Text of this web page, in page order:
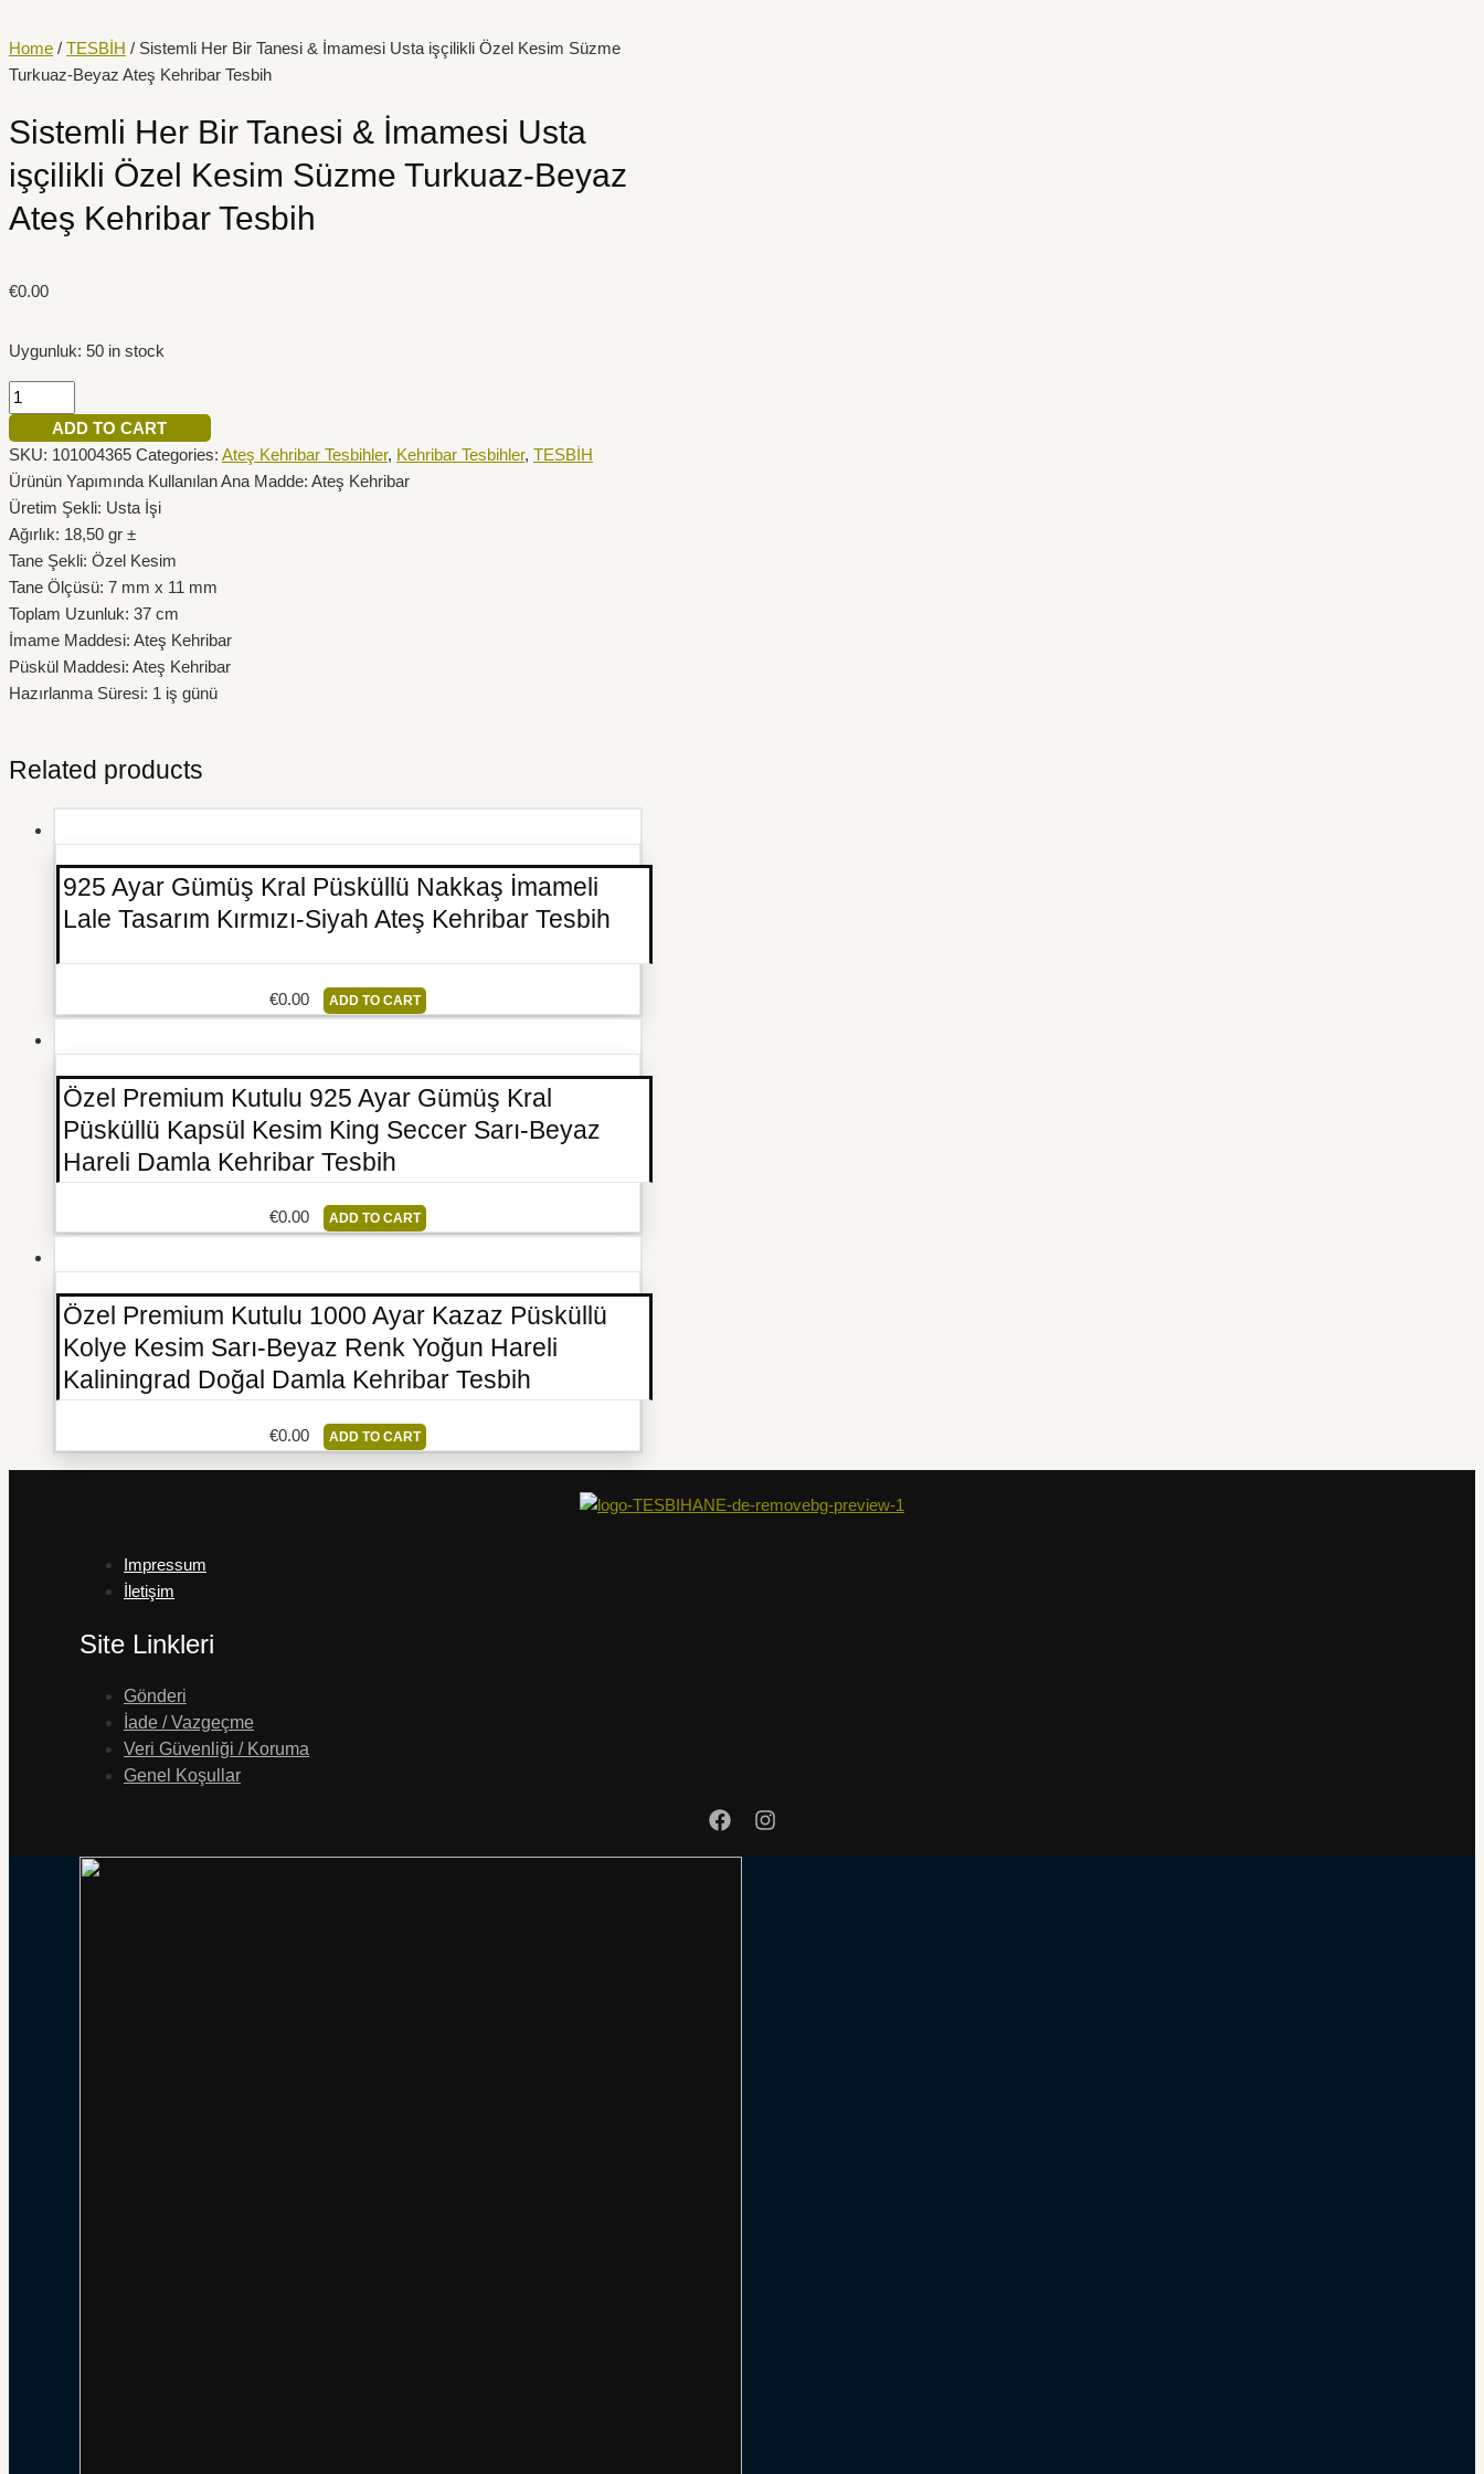
atla
Home / TESBİH / Sistemli Her Bir Tanesi & İmamesi Usta işçilikli Özel Kesim Süzme
Turkuaz-Beyaz Ateş Kehribar Tesbih
Sistemli Her Bir Tanesi & İmamesi Usta
işçilikli Özel Kesim Süzme Turkuaz-Beyaz
Ateş Kehribar Tesbih
€0.00
Uygunluk: 50 in stock
Her
Bir
&
İmamesi
Usta
işçilikli
Özel
Turkuaz-
Ateş
Kehribar
Tesbih
quantityADD TO CART
SKU: 101004365 Categories: Ateş Kehribar Tesbihler, Kehribar Tesbihler, TESBİH
Ürünün Yapımında Kullanılan Ana Madde: Ateş Kehribar
Üretim Şekli: Usta İşi
Ağırlık: 18,50 gr ±
Tane Şekli: Özel Kesim
Tane Ölçüsü: 7 mm x 11 mm
Toplam Uzunluk: 37 cm
İmame Maddesi: Ateş Kehribar
Püskül Maddesi: Ateş Kehribar
Hazırlanma Süresi: 1 iş günü
Related products
925 Ayar Gümüş Kral Püsküllü Nakkaş İmameli
Lale Tasarım Kırmızı-Siyah Ateş Kehribar Tesbih
€0.00 ADD TO CART
Özel Premium Kutulu 925 Ayar Gümüş Kral
Püsküllü Kapsül Kesim King Seccer Sarı-Beyaz
Hareli Damla Kehribar Tesbih
€0.00 ADD TO CART
Özel Premium Kutulu 1000 Ayar Kazaz Püsküllü
Kolye Kesim Sarı-Beyaz Renk Yoğun Hareli
Kaliningrad Doğal Damla Kehribar Tesbih
€0.00 ADD TO CART
Impressum
İletişim
Site Linkleri
Gönderi
İade / Vazgeçme
Veri Güvenliği / Koruma
Genel Koşullar